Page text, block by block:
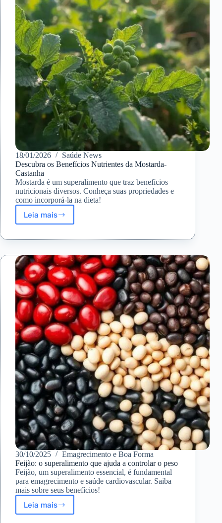
18/01/2026
Saúde News
Descubra os Benefícios Nutrientes da Mostarda-
Castanha
Mostarda é um superalimento que traz benefícios
nutricionais diversos. Conheça suas propriedades e
como incorporá-la na dieta!
Leia maisDescubra
Benefícios
da
Mostarda-
Castanha
30/10/2025
Emagrecimento e Boa Forma
Feijão: o superalimento que ajuda a controlar o peso
Feijão, um superalimento essencial, é fundamental
para emagrecimento e saúde cardiovascular. Saiba
mais sobre seus benefícios!
Leia mais
Feijão: